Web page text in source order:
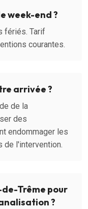
week-end ?
fériés. Tarif
courantes.
arrivée ?
de la
des
endommager les
de l'intervention.
Trême pour
?